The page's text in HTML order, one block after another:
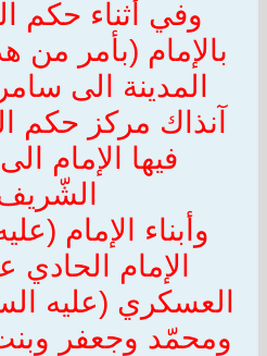
وفي أثناء حكم
بالإمام (بأمر من
المدينة الى
آنذاك مركز حكم
فيها الإمام
وأبناء الإمام
الإمام
العسكري (عليه
ومحمّد وجعفر